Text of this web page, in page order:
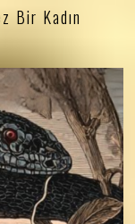
Bir Kadın